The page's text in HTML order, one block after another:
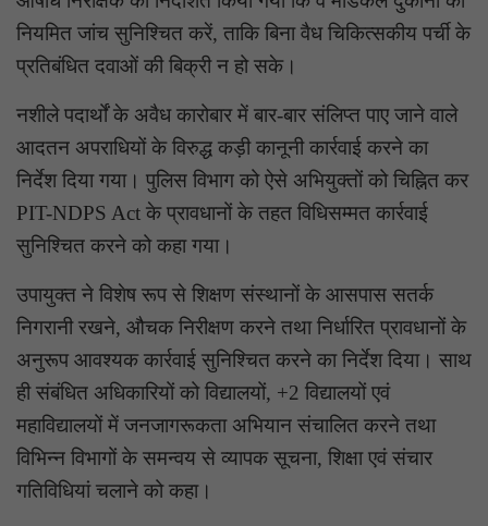
नियमित जांच सुनिश्चित करें, ताकि बिना वैध चिकित्सकीय पर्ची के
प्रतिबंधित दवाओं की बिक्री न हो सके।
नशीले पदार्थों के अवैध कारोबार में बार-बार संलिप्त पाए जाने वाले
आदतन अपराधियों के विरुद्ध कड़ी कानूनी कार्रवाई करने का
निर्देश दिया गया। पुलिस विभाग को ऐसे अभियुक्तों को चिह्नित कर
PIT-NDPS Act के प्रावधानों के तहत विधिसम्मत कार्रवाई
सुनिश्चित करने को कहा गया।
उपायुक्त ने विशेष रूप से शिक्षण संस्थानों के आसपास सतर्क
निगरानी रखने, औचक निरीक्षण करने तथा निर्धारित प्रावधानों के
अनुरूप आवश्यक कार्रवाई सुनिश्चित करने का निर्देश दिया। साथ
ही संबंधित अधिकारियों को विद्यालयों, +2 विद्यालयों एवं
महाविद्यालयों में जनजागरूकता अभियान संचालित करने तथा
विभिन्न विभागों के समन्वय से व्यापक सूचना, शिक्षा एवं संचार
गतिविधियां चलाने को कहा।